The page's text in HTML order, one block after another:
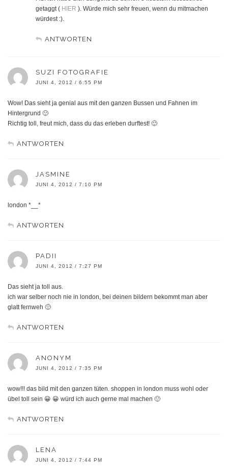
getaggt ( HIER ). Würde mich sehr freuen, wenn du mitmachen
würdest :).
ANTWORTEN
SUZI FOTOGRAFIE
JUNI 4, 2012 / 6:55 PM
Wow! Das sieht ja genial aus mit den ganzen Bussen und Fahnen im
Hintergrund 🙂
Richtig toll, freut mich, dass du das erleben durftest! 🙂
ANTWORTEN
JASMINE
JUNI 4, 2012 / 7:10 PM
london *__*
ANTWORTEN
PADII
JUNI 4, 2012 / 7:27 PM
Das sieht ja toll aus.
ich war selber noch nie in london, bei deinen bildern bekommt man aber
glatt fernweh 🙂
ANTWORTEN
ANONYM
JUNI 4, 2012 / 7:35 PM
wow!!! das bild mit den ganzen tüten. shoppen in london muss wohl oder
übel toll sein 😀 😀 würd ich auch gerne mal machen 🙂
ANTWORTEN
LENA
JUNI 4, 2012 / 7:44 PM